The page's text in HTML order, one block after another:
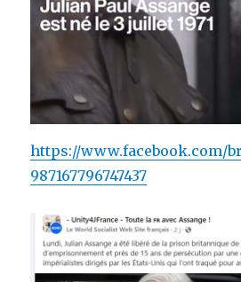
https://www.facebook.com/
987167796747437